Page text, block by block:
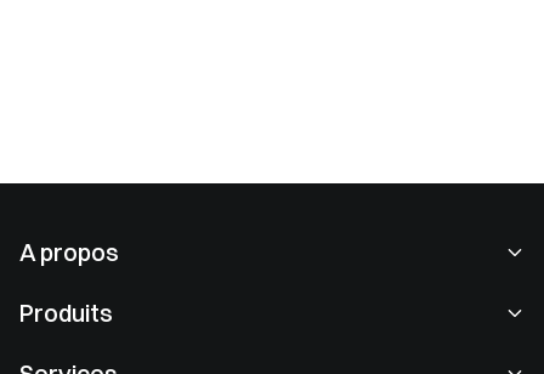
A propos
Produits